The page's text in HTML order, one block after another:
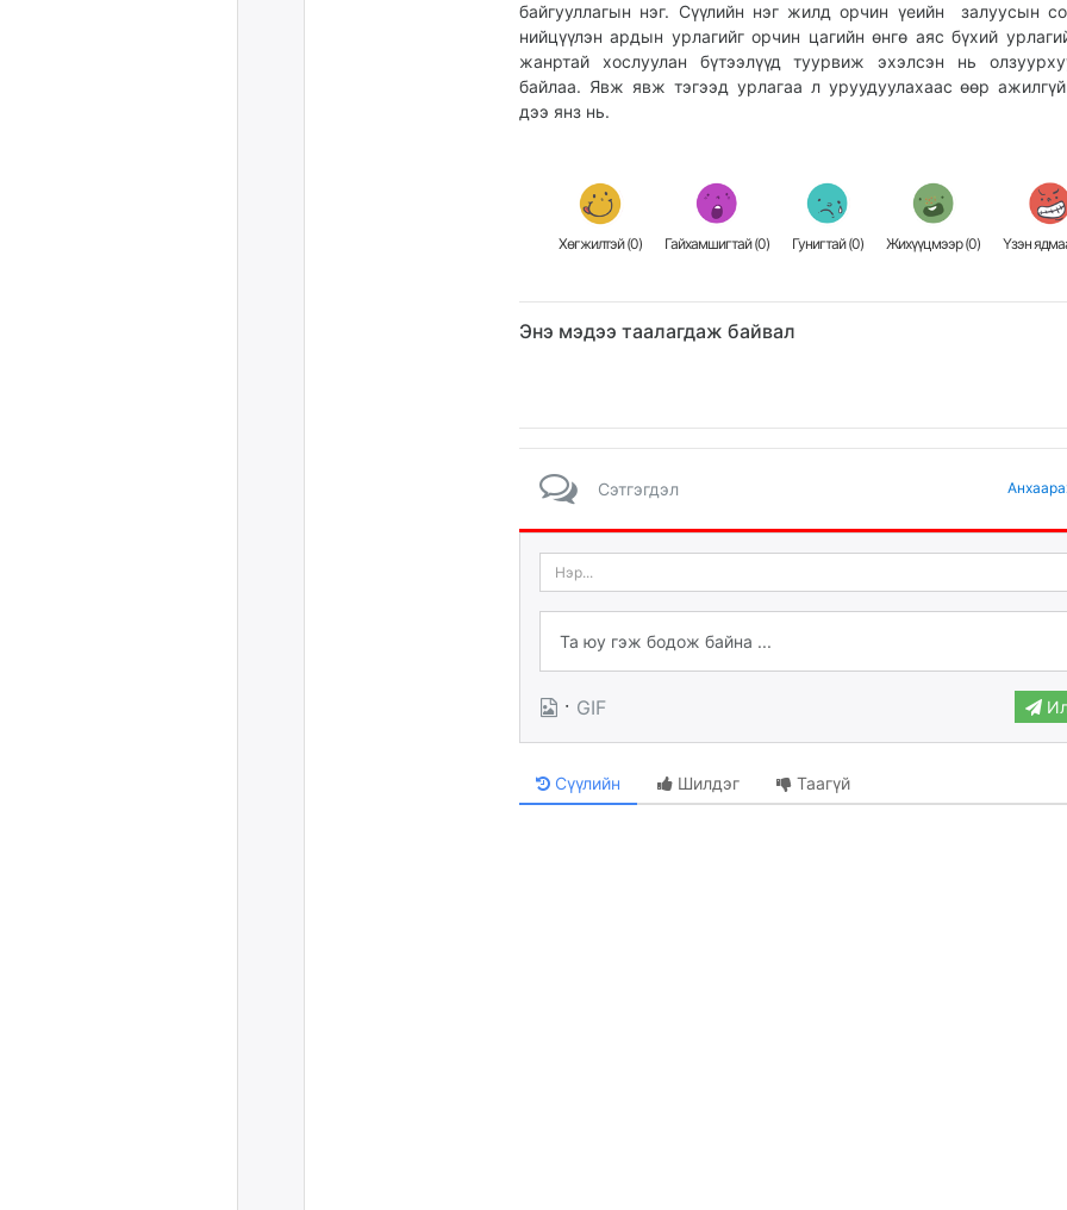
байгууллагын нэг. Сүүлийн нэг жилд орчин үеийн залуусын
нийцүүлэн ардын урлагийг орчин цагийн өнгө аяс бүхий
жанртай хослуулан бүтээлүүд туурвиж эхэлсэн нь
байлаа. Явж явж тэгээд урлагаа л уруудуулахаас өөр
дээ янз нь.
Хөгжилтэй (0) Гайхамшигтай (0) Гунигтай (0) Жихүүцмээр (0) Үзэн
Энэ мэдээ таалагдаж байвал
Сэтгэгдэл
· GIF
Сүүлийн Шилдэг Таагүй